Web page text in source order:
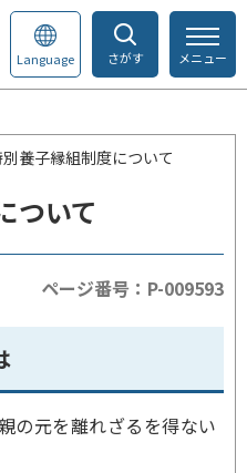
さがす
Language メニュー
別養子縁組制度について
ついて
ページ番号：P-009593
の元を離れざるを得ない